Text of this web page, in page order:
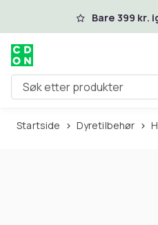
Hopp til hovedinnhold
Bare 399 kr.
Søk etter produkter
Startside Dyretilbehør